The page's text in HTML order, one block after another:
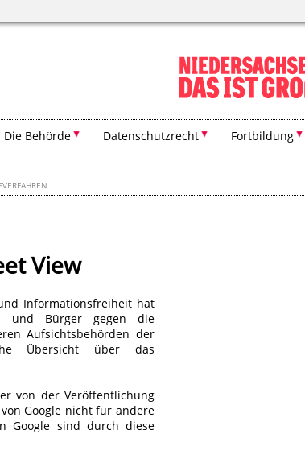
Die Behörde Datenschutzrecht Fortbildung
View
Informationsfreiheit hat
und Bürger gegen die
Aufsichtsbehörden der
Übersicht über das
von der Veröffentlichung
Google nicht für andere
Google sind durch diese